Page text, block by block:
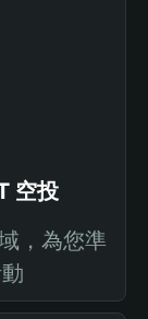
空投
，為您準